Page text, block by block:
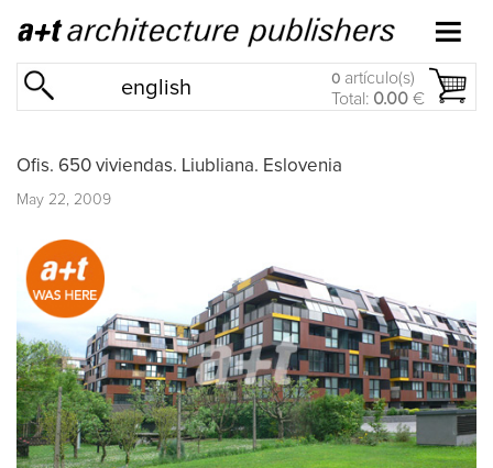
english 0 artículo(s)
Total: 0.00 €
Ofis. 650 viviendas. Liubliana. Eslovenia
May 22, 2009